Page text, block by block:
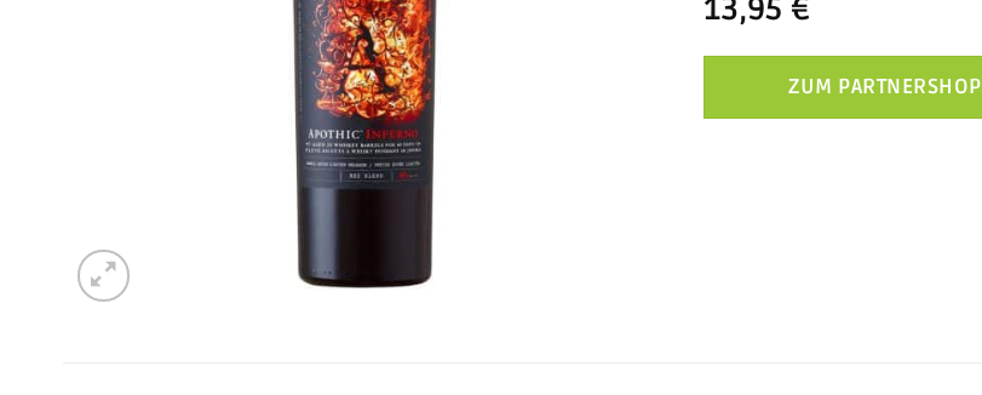
13,95 €
ZUM PARTNERSHOP